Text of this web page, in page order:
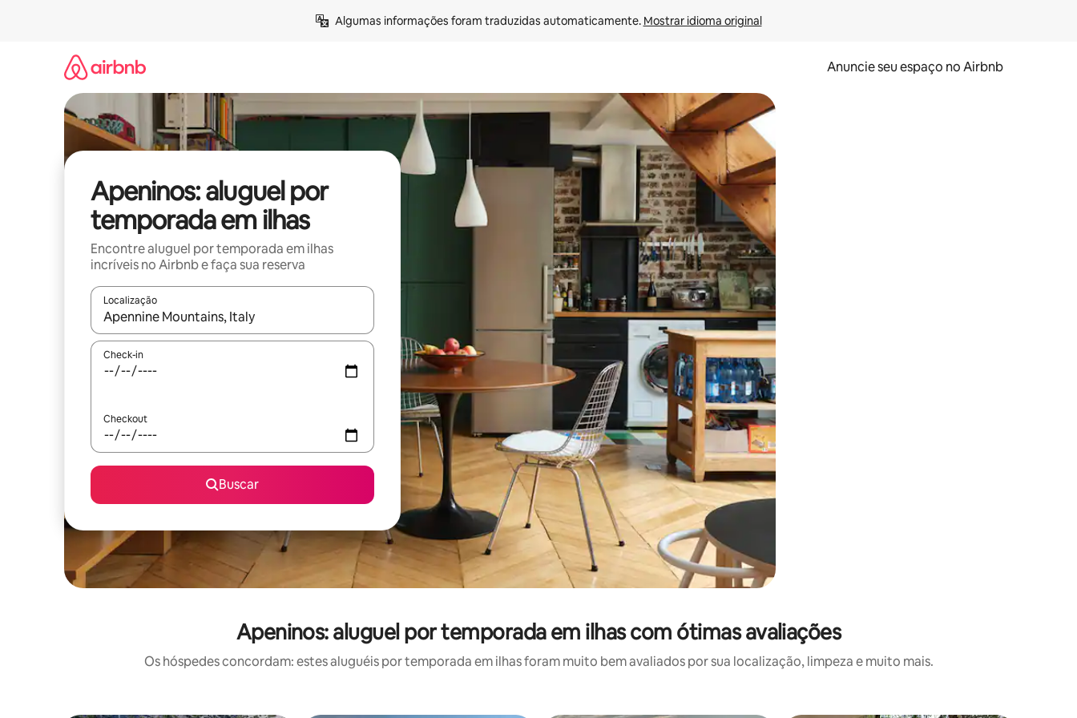
Algumas informações foram traduzidas automaticamente. Mostrar idioma original
Anuncie seu espaço no Airbnb
Apeninos: aluguel por
temporada em ilhas
Encontre aluguel por temporada em ilhas
incríveis no Airbnb e faça sua reserva
Localização
Quando os resultados estiverem disponíveis, explore-os usando as seta para cima e para baixo do teclado ou tocando e deslizando o dedo na tela.
Check-in
Checkout
Buscar
Apeninos: aluguel por temporada em ilhas com ótimas avaliações
Os hóspedes concordam: estes aluguéis por temporada em ilhas foram muito bem avaliados por sua localização, limpeza e muito mais.